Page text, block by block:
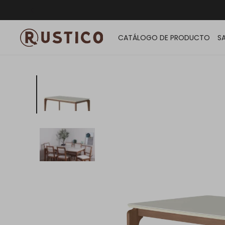
CATÁLOGO DE PRODUCTO